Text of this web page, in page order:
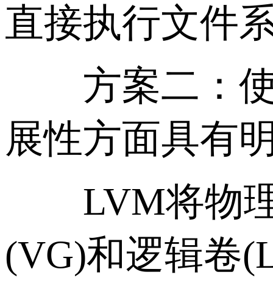
直接执行文件
方案二：使
展性方面具有
LVM将物理
(VG)和逻辑卷